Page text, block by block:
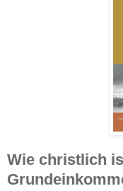
Wie christlich